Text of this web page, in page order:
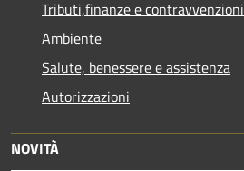
Tributi,finanze e contravvenzioni
Ambiente
Salute, benessere e assistenza
Autorizzazioni
NOVITÀ